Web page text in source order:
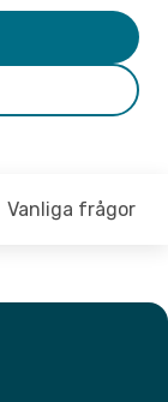
Vanliga frågor